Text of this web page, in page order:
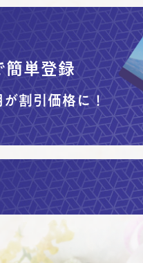
簡単登録
が割引価格に！